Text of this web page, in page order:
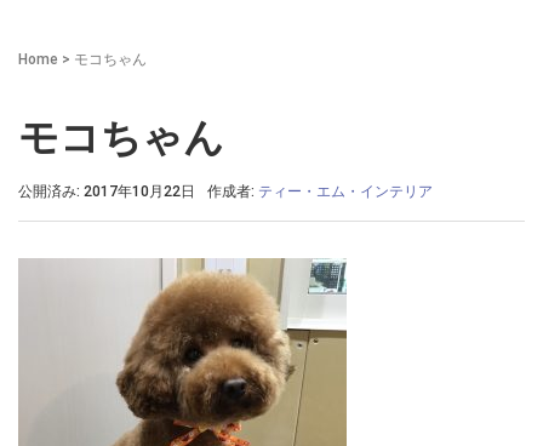
Home > モコちゃん
モコちゃん
公開済み: 2017年10月22日 作成者: ティー・エム・インテリア